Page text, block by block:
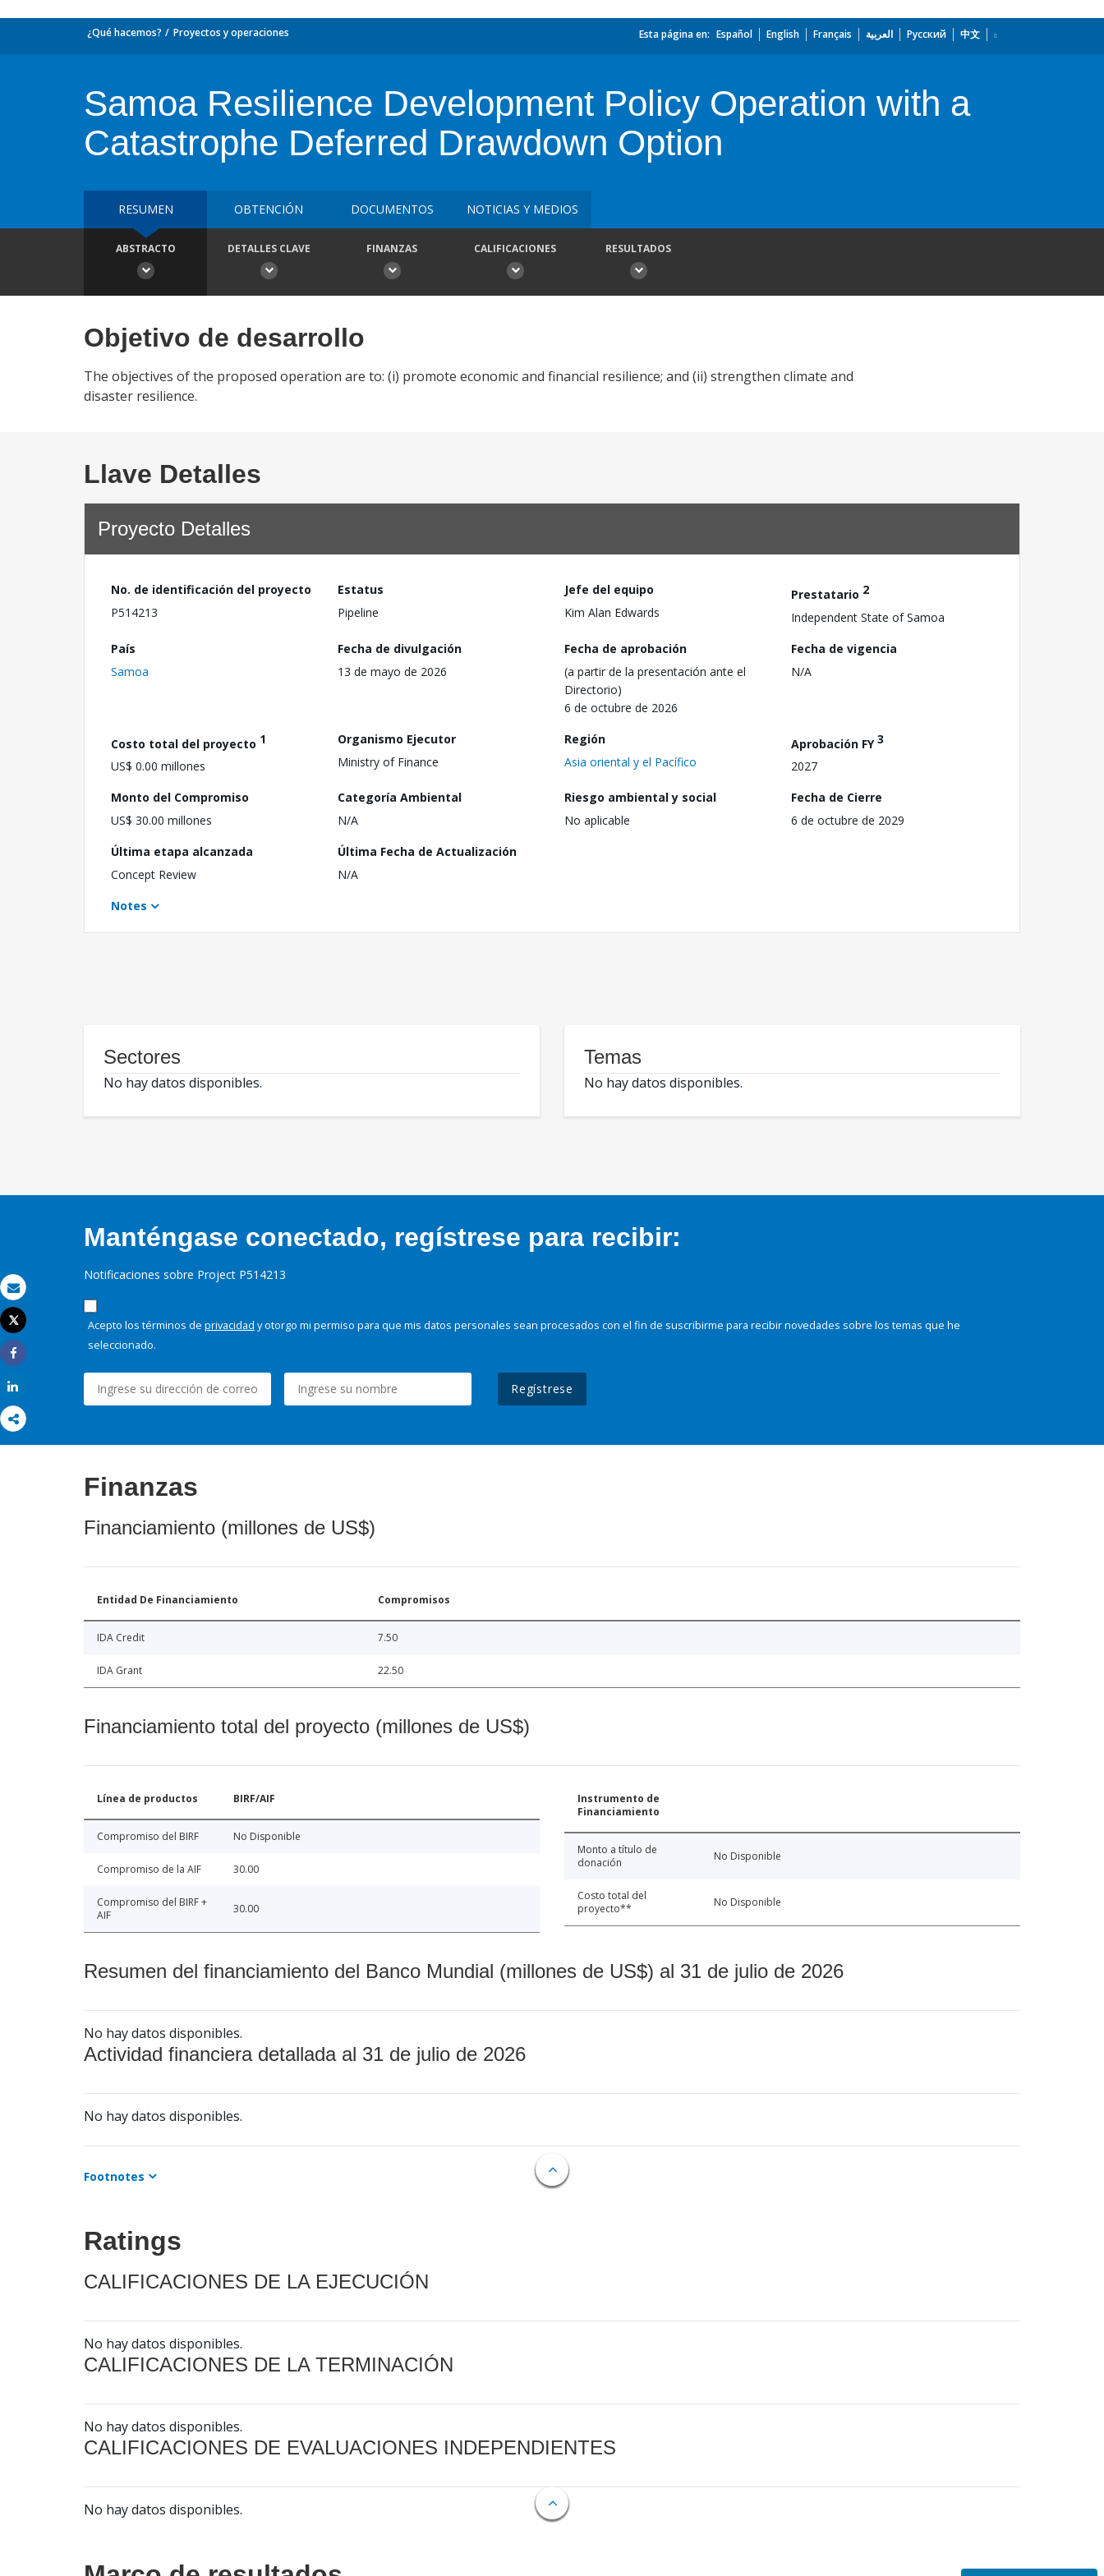
Correo electrónico
Imprimir
Tweet
Share
¿Qué hacemos? Proyectos y operaciones Esta página en: Español English Français العربية Русский 中文
Samoa Resilience Development Policy Operation with a
Catastrophe Deferred Drawdown Option
RESUMEN OBTENCIÓN DOCUMENTOS NOTICIAS Y MEDIOS
ABSTRACTO DETALLES CLAVE FINANZAS CALIFICACIONES RESULTADOS
Objetivo de desarrollo
The objectives of the proposed operation are to: (i) promote economic and financial resilience; and (ii) strengthen climate and
disaster resilience.
Llave Detalles
Proyecto Detalles
No. de identificación del proyecto
P514213
Estatus
Pipeline
Jefe del equipo
Kim Alan Edwards
Prestatario 2
Independent State of Samoa
País
Samoa
Fecha de divulgación
13 de mayo de 2026
Fecha de aprobación
(a partir de la presentación ante el
Directorio)
6 de octubre de 2026
Fecha de vigencia
N/A
Costo total del proyecto 1
US$ 0.00 millones
Organismo Ejecutor
Ministry of Finance
Región
Asia oriental y el Pacífico
Aprobación FY3
2027
Monto del Compromiso
US$ 30.00 millones
Categoría Ambiental
N/A
Riesgo ambiental y social
No aplicable
Fecha de Cierre
6 de octubre de 2029
Última etapa alcanzada
Concept Review
Última Fecha de Actualización
N/A
Notes
Sectores
No hay datos disponibles.
Temas
No hay datos disponibles.
Manténgase conectado, regístrese para recibir:
Notificaciones sobre Project P514213
Acepto los términos de privacidad y otorgo mi permiso para que mis datos personales sean procesados con el fin de suscribirme para recibir novedades sobre los temas que he
seleccionado.
Regístrese
Finanzas
Financiamiento (millones de US$)
Entidad De Financiamiento Compromisos
IDA Credit 7.50
IDA Grant 22.50
Financiamiento total del proyecto (millones de US$)
Línea de productos BIRF/AIF
Compromiso del BIRF No Disponible
Compromiso de la AIF 30.00
Compromiso del BIRF +
AIF
30.00
Instrumento de
Financiamiento
Monto a título de
donación
No Disponible
Costo total del
proyecto**
No Disponible
Resumen del financiamiento del Banco Mundial (millones de US$) al 31 de julio de 2026
No hay datos disponibles.
Actividad financiera detallada al 31 de julio de 2026
No hay datos disponibles.
Footnotes
Ratings
CALIFICACIONES DE LA EJECUCIÓN
No hay datos disponibles.
CALIFICACIONES DE LA TERMINACIÓN
No hay datos disponibles.
CALIFICACIONES DE EVALUACIONES INDEPENDIENTES
No hay datos disponibles.